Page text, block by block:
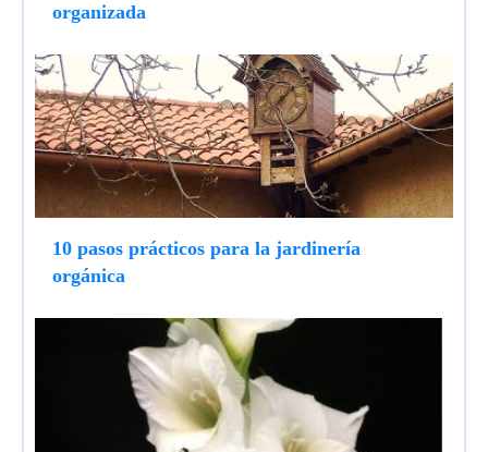
organizada
10 pasos prácticos para la jardinería
orgánica